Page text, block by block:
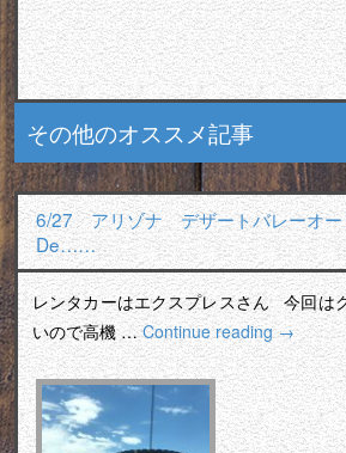
その他のオススメ記事
6/27 アリゾナ デザートバレーオー
De……
レンタカーはエクスプレスさん 今回は
いので高機 …Continue reading→